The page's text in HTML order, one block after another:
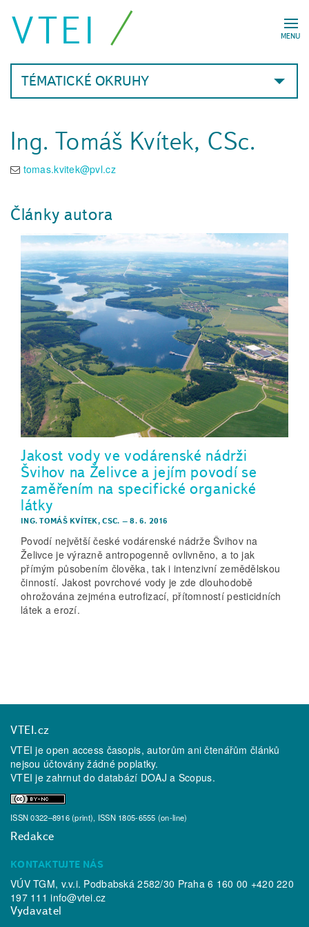
MENU
VTEI
TÉMATICKÉ OKRUHY
Ing. Tomáš Kvítek, CSc.
tomas.kvitek@pvl.cz
Články autora
Jakost vody ve vodárenské nádrži
Švihov na Želivce a jejím povodí se
zaměřením na specifické organické
látky
ING. TOMÁŠ KVÍTEK, CSC. –8. 6. 2016
Povodí největší české vodárenské nádrže Švihov na
Želivce je výrazně antropogenně ovlivněno, a to jak
přímým působením člověka, tak i intenzivní zemědělskou
činností. Jakost povrchové vody je zde dlouhodobě
ohrožována zejména eutrofizací, přítomností pesticidních
látek a erozí.
VTEI.cz
VTEI je open access časopis, autorům ani čtenářům článků
nejsou účtovány žádné poplatky.
VTEI je zahrnut do databází DOAJ a Scopus.
ISSN 0322–8916 (print), ISSN 1805-6555 (on-line)
Redakce
KONTAKTUJTE NÁS
VÚV TGM, v.v.i. Podbabská 2582/30 Praha 6 160 00 +420 220
197 111info@vtei.cz
Vydavatel